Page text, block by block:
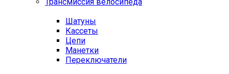
Шатуны
Кассеты
Цепи
Манетки
Переключатели